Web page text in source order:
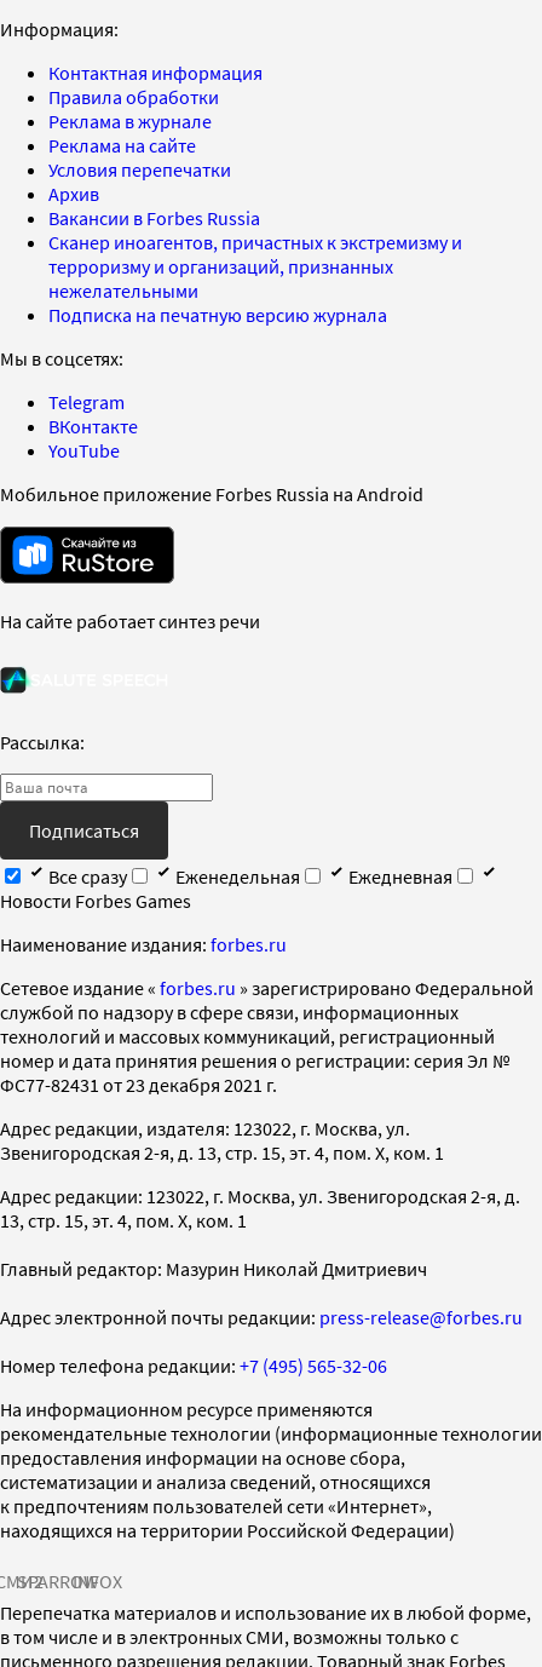
Информация:
Контактная информация
Правила обработки
Реклама в журнале
Реклама на сайте
Условия перепечатки
Архив
Вакансии в Forbes Russia
Сканер иноагентов, причастных к экстремизму и
терроризму и организаций, признанных
нежелательными
Подписка на печатную версию журнала
Мы в соцсетях:
Telegram
ВКонтакте
YouTube
Мобильное приложение Forbes Russia на Android
На сайте работает синтез речи
Рассылка:
Подписаться
Все сразу
Еженедельная
Ежедневная
Новости Forbes Games
Наименование издания: forbes.ru
Cетевое издание « forbes.ru » зарегистрировано Федеральной
службой по надзору в сфере связи, информационных
технологий и массовых коммуникаций, регистрационный
номер и дата принятия решения о регистрации: серия Эл №
ФС77-82431 от 23 декабря 2021 г.
Адрес редакции, издателя: 123022, г. Москва, ул.
Звенигородская 2-я, д. 13, стр. 15, эт. 4, пом. X, ком. 1
Адрес редакции: 123022, г. Москва, ул. Звенигородская 2-я, д.
13, стр. 15, эт. 4, пом. X, ком. 1
Главный редактор: Мазурин Николай Дмитриевич
Адрес электронной почты редакции: press-release@forbes.ru
Номер телефона редакции: +7 (495) 565-32-06
На информационном ресурсе применяются
рекомендательные технологии (информационные технологии
предоставления информации на основе сбора,
систематизации и анализа сведений, относящихся
к предпочтениям пользователей сети «Интернет»,
находящихся на территории Российской Федерации)
SPARROWINFOX
Перепечатка материалов и использование их в любой форме,
в том числе и в электронных СМИ, возможны только с
письменного разрешения редакции. Товарный знак Forbes